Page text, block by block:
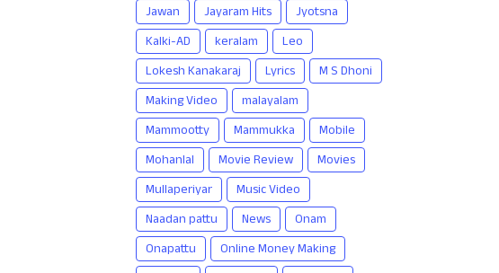
Jawan
Jayaram Hits
Jyotsna
Kalki-AD
keralam
Leo
Lokesh Kanakaraj
Lyrics
M S Dhoni
Making Video
malayalam
Mammootty
Mammukka
Mobile
Mohanlal
Movie Review
Movies
Mullaperiyar
Music Video
Naadan pattu
News
Onam
Onapattu
Online Money Making